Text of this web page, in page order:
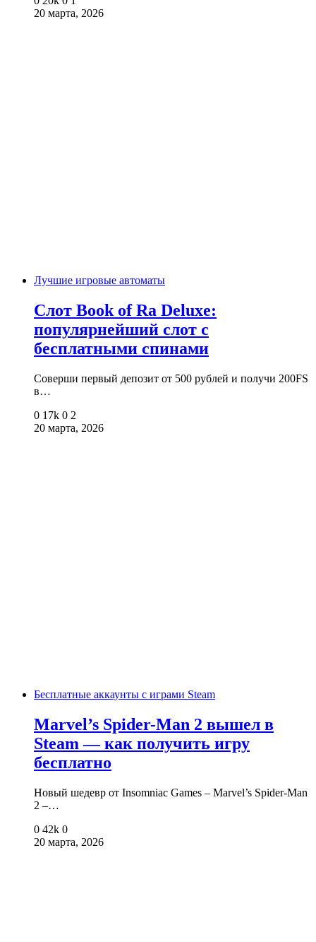
20 марта, 2026
Лучшие игровые автоматы
Слот Book of Ra Deluxe:
популярнейший слот с
бесплатными спинами
Соверши первый депозит от 500 рублей и получи 200FS
в…
0 17k 0 2
20 марта, 2026
Бесплатные аккаунты с играми Steam
Marvel’s Spider-Man 2 вышел в
Steam — как получить игру
бесплатно
Новый шедевр от Insomniac Games – Marvel’s Spider-Man
2 –…
0 42k 0
20 марта, 2026